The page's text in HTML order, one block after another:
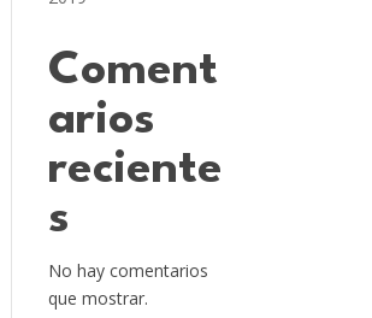
Coment
arios
reciente
s
No hay comentarios
que mostrar.